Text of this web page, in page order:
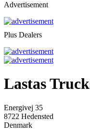
Advertisement
Plus Dealers
Lastas
Energivej 35
8722 Hedensted
Denmark